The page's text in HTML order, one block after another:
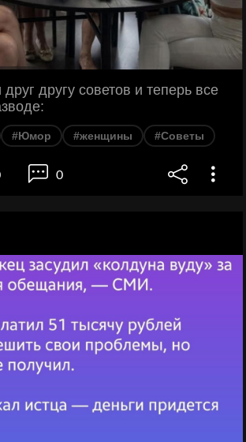
другу советов и теперь все
#Юмор #женщины #Советы
0